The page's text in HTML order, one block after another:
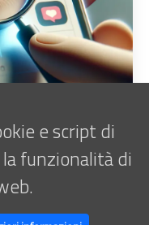
•ATATOR
e script di
funzionalità di